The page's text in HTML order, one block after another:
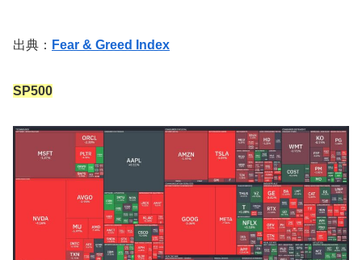
出典： Fear & Greed Index
SP500